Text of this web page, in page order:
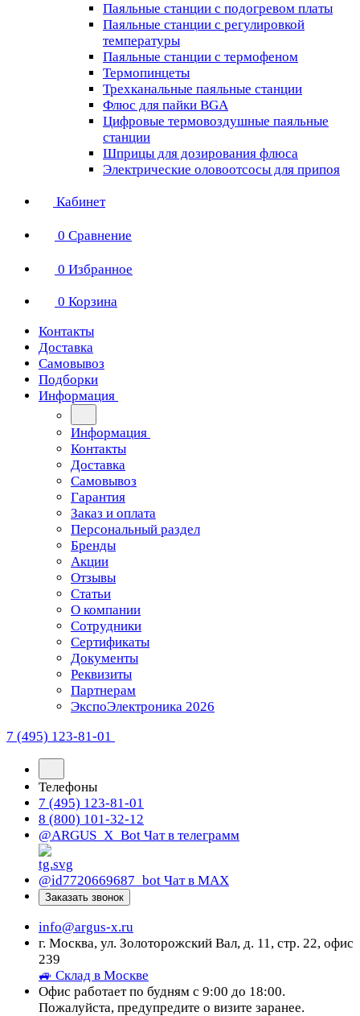
Паяльные станции с подогревом платы
Паяльные станции с регулировкой
температуры
Паяльные станции с термофеном
Термопинцеты
Трехканальные паяльные станции
Флюс для пайки BGA
Цифровые термовоздушные паяльные
станции
Шприцы для дозирования флюса
Электрические оловоотсосы для припоя
Кабинет
0 Сравнение
0 Избранное
0 Корзина
Контакты
Доставка
Самовывоз
Подборки
Информация
Информация
Контакты
Доставка
Самовывоз
Гарантия
Заказ и оплата
Персональный раздел
Бренды
Акции
Отзывы
Статьи
О компании
Сотрудники
Сертификаты
Документы
Реквизиты
Партнерам
ЭкспоЭлектроника 2026
7 (495) 123-81-01
Телефоны
7 (495) 123-81-01
8 (800) 101-32-12
@ARGUS_X_Bot Чат в телеграмм
@id7720669687_bot Чат в МАХ
Заказать звонок
info@argus-x.ru
г. Москва, ул. Золоторожский Вал, д. 11, стр. 22, офис
239
🚙 Склад в Москве
Офис работает по будням с 9:00 до 18:00.
Пожалуйста, предупредите о визите заранее.